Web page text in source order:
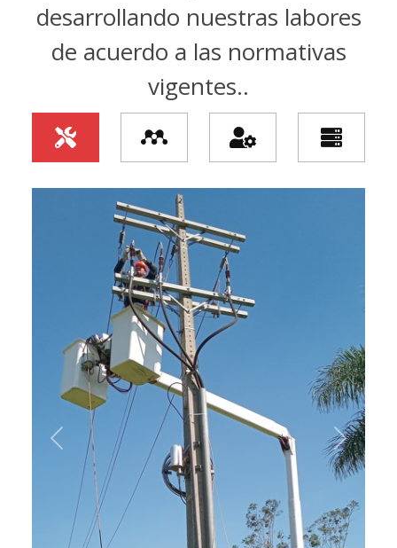
desarrollando nuestras labores
de acuerdo a las normativas
vigentes..
Previous Next